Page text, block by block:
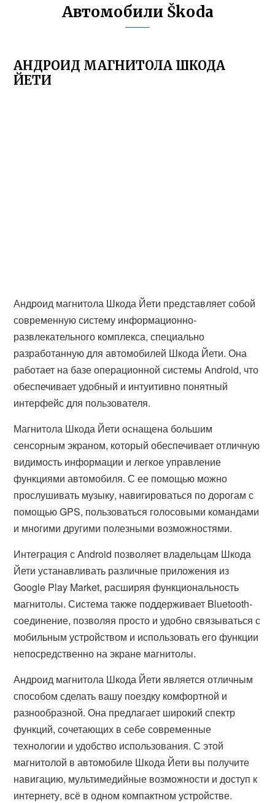
Автомобили Škoda
АНДРОИД МАГНИТОЛА ШКОДА
ЙЕТИ
Андроид магнитола Шкода Йети представляет собой
современную систему информационно-
развлекательного комплекса, специально
разработанную для автомобилей Шкода Йети. Она
работает на базе операционной системы Android, что
обеспечивает удобный и интуитивно понятный
интерфейс для пользователя.
Магнитола Шкода Йети оснащена большим
сенсорным экраном, который обеспечивает отличную
видимость информации и легкое управление
функциями автомобиля. С ее помощью можно
прослушивать музыку, навигироваться по дорогам с
помощью GPS, пользоваться голосовыми командами
и многими другими полезными возможностями.
Интеграция с Android позволяет владельцам Шкода
Йети устанавливать различные приложения из
Google Play Market, расширяя функциональность
магнитолы. Система также поддерживает Bluetooth-
соединение, позволяя просто и удобно связываться с
мобильным устройством и использовать его функции
непосредственно на экране магнитолы.
Андроид магнитола Шкода Йети является отличным
способом сделать вашу поездку комфортной и
разнообразной. Она предлагает широкий спектр
функций, сочетающих в себе современные
технологии и удобство использования. С этой
магнитолой в автомобиле Шкода Йети вы получите
навигацию, мультимедийные возможности и доступ к
интернету, всё в одном компактном устройстве.